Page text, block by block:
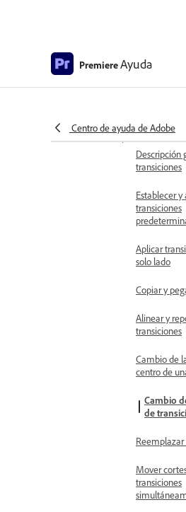
PremiereAyuda
Centro de ayuda de Adobe
Creación de
Aplicar
Descripción
transiciones
Establecer y
transiciones
Aplicar
solo lado
Copiar y
Alinear y
transiciones
Cambio de
centro de
Cambio
de
Mover
transiciones